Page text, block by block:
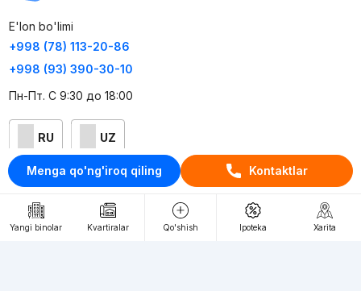
Menga qo'ng'iroq qiling Kontaktlar
Yangi binolar Kvartiralar Qo'shish Ipoteka Xarita
E'lon bo'limi
+998 (78) 113-20-86
+998 (93) 390-30-10
Пн-Пт. С 9:30 до 18:00
RU UZ
Kontaktlar
loyiha haqida